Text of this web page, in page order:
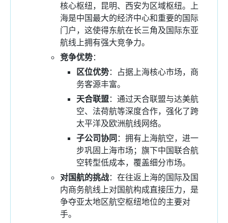
核心枢纽，昆明、西安为区域枢纽。上
海是中国最大的经济中心和重要的国际
门户，这使得东航在长三角及国际东亚
航线上拥有强大竞争力。
竞争优势：
区位优势：占据上海核心市场，商
务客源丰富。
天合联盟：通过天合联盟与达美航
空、法荷航等深度合作，强化了跨
太平洋及欧洲航线网络。
子公司协同 ：拥有上海航空，进一
步巩固上海市场；旗下中国联合航
空转型低成本，覆盖细分市场。
对国航的挑战：在往返上海的国际及国
内商务航线上对国航构成直接压力，是
争夺亚太地区航空枢纽地位的主要对
手。